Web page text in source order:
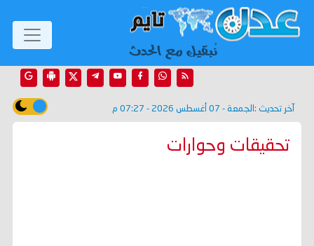
آخر تحديث : الجمعة - 07 أغسطس 2026 - 07:27 م
تحقيقات وحوارات